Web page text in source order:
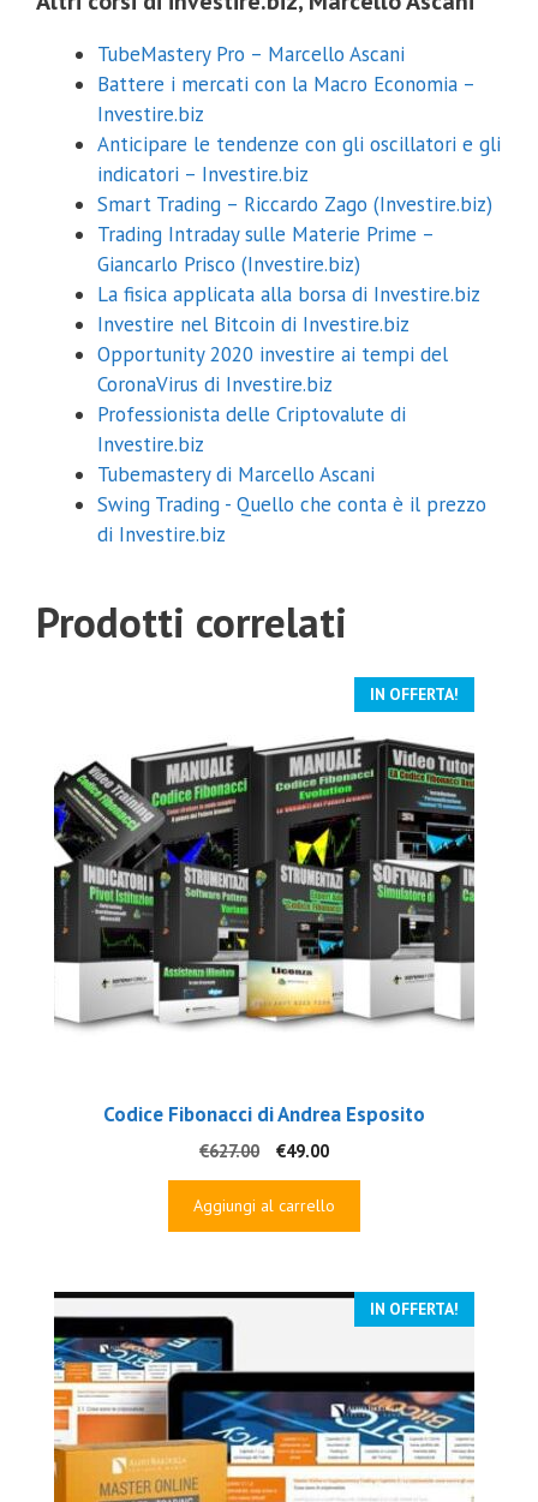
TubeMastery Pro – Marcello Ascani
Battere i mercati con la Macro Economia –
Investire.biz
Anticipare le tendenze con gli oscillatori e gli
indicatori – Investire.biz
Smart Trading – Riccardo Zago (Investire.biz)
Trading Intraday sulle Materie Prime –
Giancarlo Prisco (Investire.biz)
La fisica applicata alla borsa di Investire.biz
Investire nel Bitcoin di Investire.biz
Opportunity 2020 investire ai tempi del
CoronaVirus di Investire.biz
Professionista delle Criptovalute di
Investire.biz
Tubemastery di Marcello Ascani
Swing Trading - Quello che conta è il prezzo
di Investire.biz
Prodotti correlati
IN OFFERTA!
Codice Fibonacci di Andrea Esposito
€627.00
Il
prezzo
originale
€49.00Il
prezzo
attuale
Aggiungi al carrello
IN OFFERTA!
Coupon Sconto 20%
Inserisci sotto la tua email e riceverai il coupon con uno sconto del
20% su qualsiasi corso.
Non mi interessa